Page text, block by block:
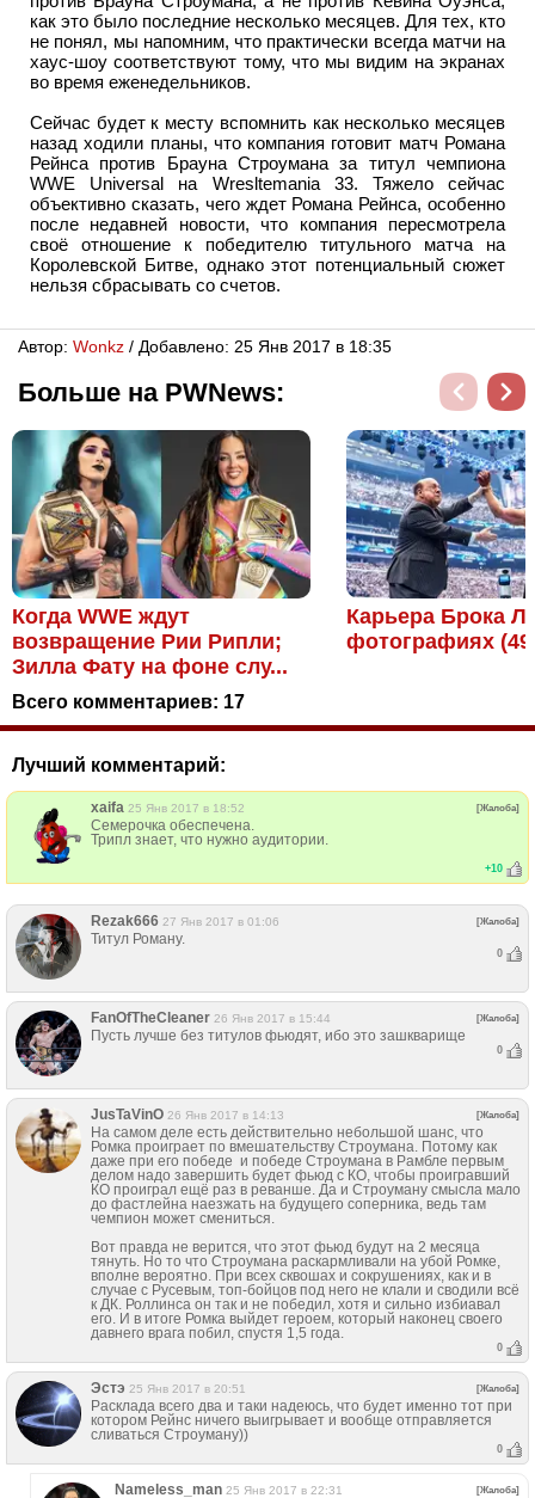
как это было последние несколько месяцев. Для тех, кто
не понял, мы напомним, что практически всегда матчи на
хаус-шоу соответствуют тому, что мы видим на экранах
во время еженедельников.
Сейчас будет к месту вспомнить как несколько месяцев
назад ходили планы, что компания готовит матч Романа
Рейнса против Брауна Строумана за титул чемпиона
WWE Universal на Wresltemania 33. Тяжело сейчас
объективно сказать, чего ждет Романа Рейнса, особенно
после недавней новости, что компания пересмотрела
своё отношение к победителю титульного матча на
Королевской Битве, однако этот потенциальный сюжет
нельзя сбрасывать со счетов.
Автор: Wonkz / Добавлено: 25 Янв 2017 в 18:35
Больше на PWNews:
Когда WWE ждут
возвращение Рии Рипли;
Зилла Фату на фоне слу...
Карьера Брока
фотографиях
Всего комментариев: 17
Лучший комментарий:
xaifa 25 Янв 2017 в 18:52 [Жалоба]
Семерочка обеспечена.
Трипл знает, что нужно аудитории.
+10
Rezak666 27 Янв 2017 в 01:06 [Жалоба]
Титул Роману.
0
FanOfTheCleaner 26 Янв 2017 в 15:44 [Жалоба]
Пусть лучше без титулов фьюдят, ибо это зашкварище
0
JusTaVinO 26 Янв 2017 в 14:13 [Жалоба]
На самом деле есть действительно небольшой шанс, что
Ромка проиграет по вмешательству Строумана. Потому как
даже при его победе и победе Строумана в Рамбле первым
делом надо завершить будет фьюд с КО, чтобы проигравший
КО проиграл ещё раз в реванше. Да и Строуману смысла мало
до фастлейна наезжать на будущего соперника, ведь там
чемпион может смениться.
Вот правда не верится, что этот фьюд будут на 2 месяца
тянуть. Но то что Строумана раскармливали на убой Ромке,
вполне вероятно. При всех сквошах и сокрушениях, как и в
случае с Русевым, топ-бойцов под него не клали и сводили всё
к ДК. Роллинса он так и не победил, хотя и сильно избиавал
его. И в итоге Ромка выйдет героем, который наконец своего
давнего врага побил, спустя 1,5 года.
0
Эстэ 25 Янв 2017 в 20:51 [Жалоба]
Расклада всего два и таки надеюсь, что будет именно тот при
котором Рейнс ничего выигрывает и вообще отправляется
сливаться Строуману))
0
Nameless_man 25 Янв 2017 в 22:31 [Жалоба]